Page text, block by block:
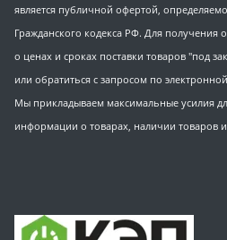
является публичной офертой,
Гражданского кодекса РФ. Для
о ценах и сроках поставки товаров "под
или обратиться с запросом по
Мы прикладываем максимальные усилия
информации о товарах, наличии товаров